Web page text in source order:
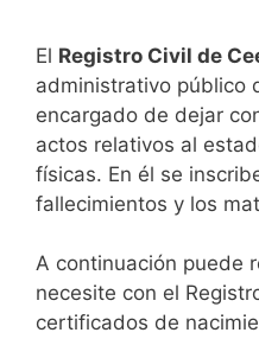
El Registro Civil de
administrativo público
encargado de dejar
actos relativos al
físicas. En él se
fallecimientos y los
A continuación puede
necesite con el
certificados de